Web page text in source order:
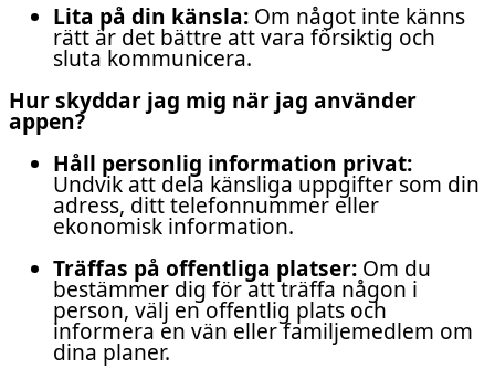
Lita på din känsla: Om något inte känns
rätt är det bättre att vara försiktig och
sluta kommunicera.
Hur skyddar jag mig när jag använder
appen?
Håll personlig information privat:
Undvik att dela känsliga uppgifter som din
adress, ditt telefonnummer eller
ekonomisk information.
Träffas på offentliga platser: Om du
bestämmer dig för att träffa någon i
person, välj en offentlig plats och
informera en vän eller familjemedlem om
dina planer.